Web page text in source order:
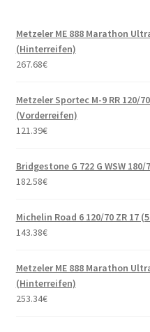
Metzeler ME 888 Marathon
(Hinterreifen)
267.68€
Metzeler Sportec M-9 RR 120/
(Vorderreifen)
121.39€
Bridgestone G 722 G WSW
182.58€
Michelin Road 6 120/70 ZR 17
143.38€
Metzeler ME 888 Marathon
(Hinterreifen)
253.34€